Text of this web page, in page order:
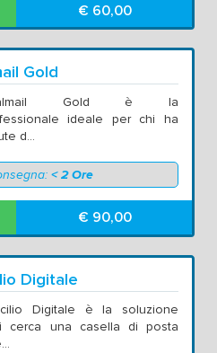
€ 60,00
Gold
Gold è la
ideale per chi ha
d...
< 2 Ore
€ 90,00
Digitale
Digitale è la soluzione
cerca una casella di posta